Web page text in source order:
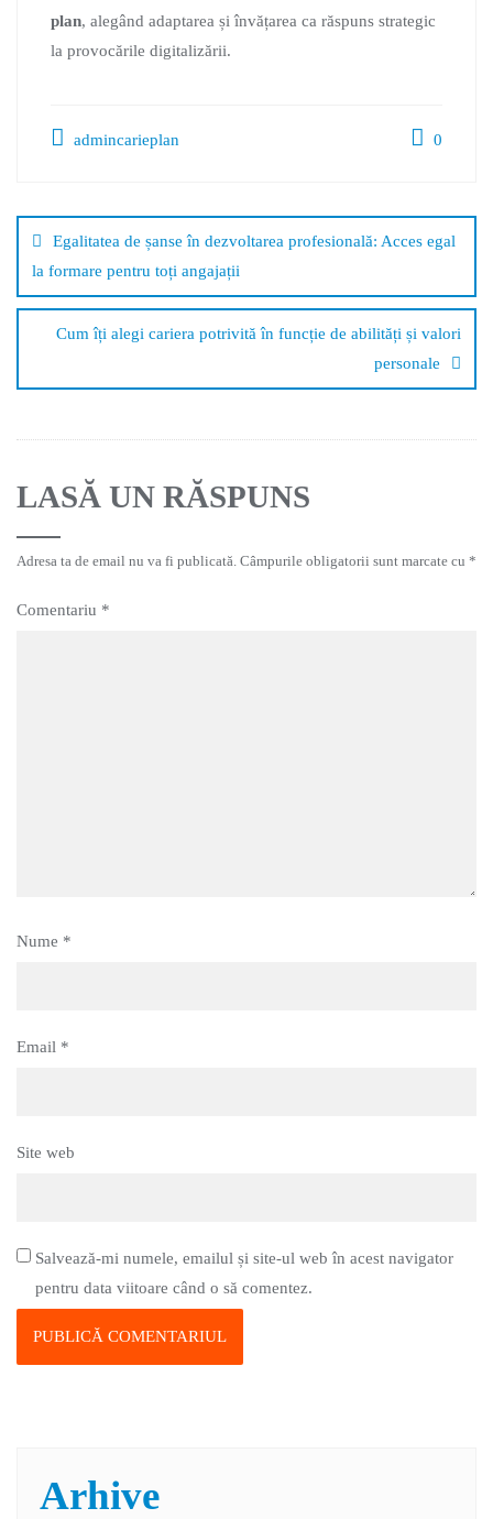
plan, alegând adaptarea și învățarea ca răspuns strategic
la provocările digitalizării.
admincarieplan 0
Egalitatea de șanse în dezvoltarea profesională: Acces egal
la formare pentru toți angajații
Cum îți alegi cariera potrivită în funcție de abilități și valori
personale
LASĂ UN RĂSPUNS
Adresa ta de email nu va fi publicată. Câmpurile obligatorii sunt marcate cu *
Comentariu *
Nume *
Email *
Site web
Salvează-mi numele, emailul și site-ul web în acest navigator
pentru data viitoare când o să comentez.
Arhive